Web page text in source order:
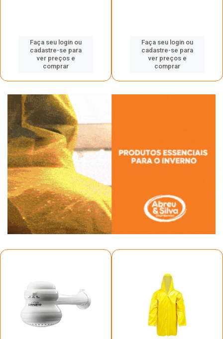
Faça seu login ou
cadastre-se para
ver preços e
comprar
Faça seu login ou
cadastre-se para
ver preços e
comprar